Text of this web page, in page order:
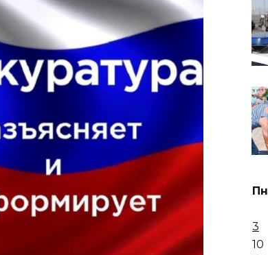
Пн
3
10